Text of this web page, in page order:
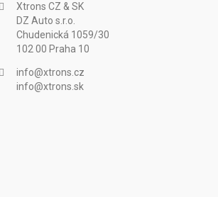
Xtrons CZ & SK
DZ Auto s.r.o.
Chudenická 1059/30
102 00 Praha 10
info@xtrons.cz
info@xtrons.sk